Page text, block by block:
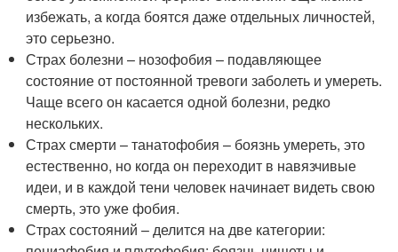
избежать, а когда боятся даже отдельных личностей,
это серьезно.
Страх болезни – нозофобия – подавляющее
состояние от постоянной тревоги заболеть и умереть.
Чаще всего он касается одной болезни, редко
нескольких.
Страх смерти – танатофобия – боязнь умереть, это
естественно, но когда он переходит в навязчивые
идеи, и в каждой тени человек начинает видеть свою
смерть, это уже фобия.
Страх состояний – делится на две категории: